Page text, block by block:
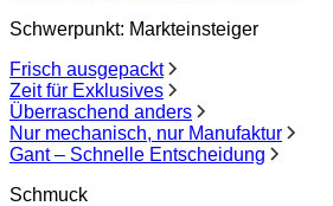
Schwerpunkt: Markteinsteiger
Frisch ausgepackt
Zeit für Exklusives
Überraschend anders
Nur mechanisch, nur Manufaktur
Gant – Schnelle Entscheidung
Schmuck